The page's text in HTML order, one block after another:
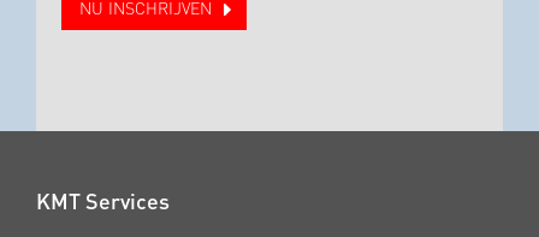
NU INSCHRIJVEN
KMT Services